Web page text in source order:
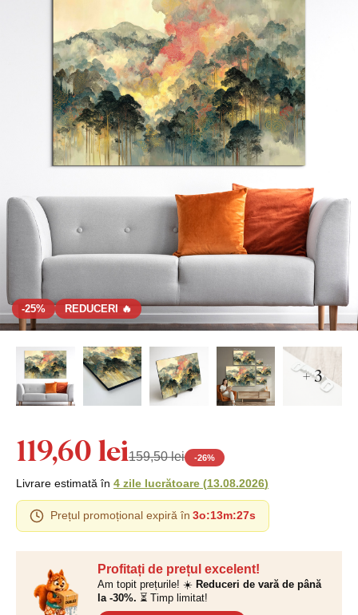
-25% REDUCERI 🔥
+ 3
Profitați de prețul excelent!
Am topit prețurile! ☀️ Reduceri de vară de până
la -30%. ⏳ Timp limitat!
119,60 lei159,50 lei -26%
Livrare estimată în 4 zile lucrătoare (13.08.2026)
Prețul promoțional expiră în 3o:13m:26s